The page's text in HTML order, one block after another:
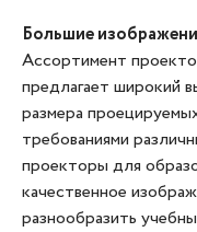
Большие
Ассортимент
предлагает широкий
размера
требованиями
проекторы для
качественное
разнообразить